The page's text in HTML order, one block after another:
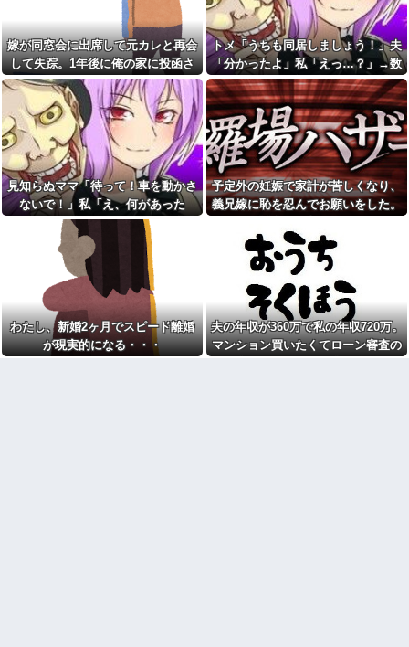
赤信号で追突してきた加害女
性、降りてこず謝罪ポーズ
→「わざとじゃないのに保険使
うの！？」と大号泣ｗｗ被害者
の私を悪者扱いし、旦那まで
「妻を...
妻が事故に遭い下半身が不自
由に。ローンで5000万円を組ん
でバリアフリーの家を建てた。
だが俺には作戦があった
私は中2女子です。現在不登校
で、主にお金のかからない家事
を担当してます
結婚適齢期の頃、同棲失敗し
て婚約破棄になった。人と一緒
に暮らすのが向いてないらし
く、なんとかしたい...
管理会社「エレベーターホー
ルでは遊ばせないでください」
私「うちの子じゃないんですけ
ど…」→まさかの展開になり…
イケメンな男子が出てくるゲ
ームに浸かってた。2年前にオタ
趣味を卒業してから私生活にや
る気がなくなって焦ってる
友人「子供の頃、誕生日とク
リスマスとお年玉を一緒にされ
て本当に嫌だった！」と毎年愚
痴ってたのに……結婚式と入籍
を誕生日と同じ日に決定！←い
や、毎年の愚痴は何だったんだ
よ！？
スープカレー流行期にジャガ
イモ煮崩れでドロドロの「大惨
事カレー」を錬成してしまった
私、怒る母「こんなのスープカ
レーじゃない！」→私「作り直
す？」→母「捨てるの禁止！」
という逃げ場ゼロで理不尽すぎ
た
自動車学校で。俺「ここ一時
け！」→指示どおり進んだ直
後、バイクと衝突してしまい…
やった事を私に逐一報告して
「お義姉さん凄いです」と言う
まで解放してくれない義兄嫁。
そんな義兄嫁のこと、今日でさ
らに嫌いになりました。その理
由→
マジでこれだけは日本製じゃ
嫁が同窓会に出席して元カレと再会
して失踪。1年後に俺の家に投函さ
れたものがこれ...
トメ「うちも同居しましょう！」夫
「分かったよ」私「えっ…？」→数
カ月後、夫が笑顔で語った同居計画
の中身にトメ絶句…
見知らぬママ「待って！車を動かさ
ないで！」私「え、何があった
の！？」→慌てて降りると園長先生
が激怒していて…
予定外の妊娠で家計が苦しくなり、
義兄嫁に恥を忍んでお願いをした。
わたし、新婚2ヶ月でスピード離婚
が現実的になる・・・
夫の年収が360万で私の年収720万。
マンション買いたくてローン審査の